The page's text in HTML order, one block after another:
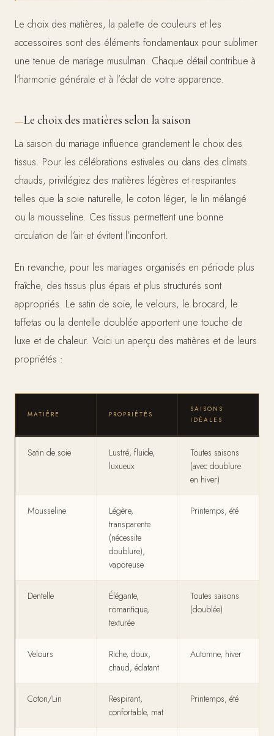
Le choix des matières, la palette de couleurs et les
accessoires sont des éléments fondamentaux pour sublimer
une tenue de mariage musulman. Chaque détail contribue à
l’harmonie générale et à l’éclat de votre apparence.
Le choix des matières selon la saison
La saison du mariage influence grandement le choix des
tissus. Pour les célébrations estivales ou dans des climats
chauds, privilégiez des matières légères et respirantes
telles que la soie naturelle, le coton léger, le lin mélangé
ou la mousseline. Ces tissus permettent une bonne
circulation de l’air et évitent l’inconfort.
En revanche, pour les mariages organisés en période plus
fraîche, des tissus plus épais et plus structurés sont
appropriés. Le satin de soie, le velours, le brocard, le
taffetas ou la dentelle doublée apportent une touche de
luxe et de chaleur. Voici un aperçu des matières et de leurs
propriétés :
MATIÈRE PROPRIÉTÉS
SAISONS
IDÉALES
Satin de soie
Lustré, fluide,
luxueux
Toutes saisons
(avec doublure
en hiver)
Mousseline
Légère,
transparente
(nécessite
doublure),
vaporeuse
Printemps, été
Dentelle
Élégante,
romantique,
texturée
Toutes saisons
(doublée)
Velours
Riche, doux,
chaud, éclatant
Automne, hiver
Coton/Lin
Respirant,
confortable, mat
Printemps, été